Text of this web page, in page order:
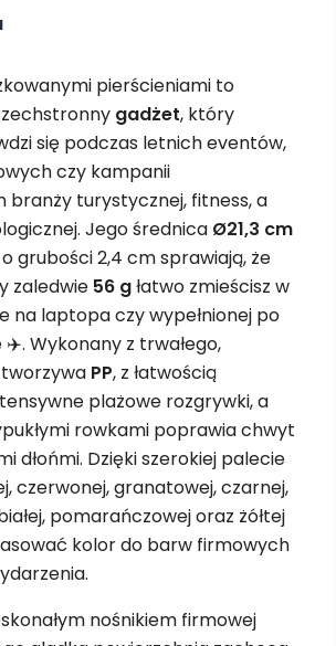
pierścieniami to
gadżet, który
się podczas letnich eventów,
czy kampanii
branży turystycznej, fitness, a
Jego średnica Ø21,3 cm
grubości 2,4 cm sprawiają, że
zaledwie 56 głatwo zmieścisz w
na laptopa czy wypełnionej po
Wykonany z trwałego,
PP, z łatwością
plażowe rozgrywki, a
rowkami poprawia chwyt
dłońmi. Dzięki szerokiej palecie
czerwonej, granatowej, czarnej,
pomarańczowej oraz żółtej
kolor do barw firmowych
nośnikiem firmowej